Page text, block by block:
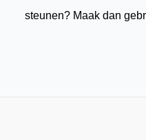
steunen? Maak dan